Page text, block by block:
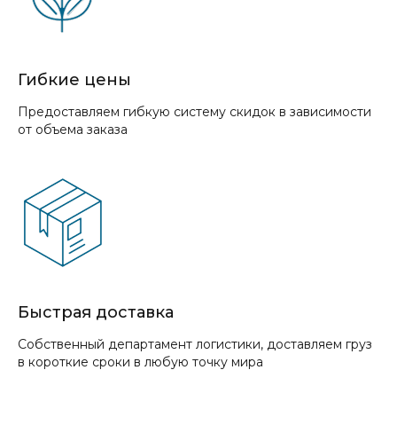
Гибкие цены
Предоставляем гибкую систему скидок в зависимости
от объема заказа
Быстрая доставка
Собственный департамент логистики, доставляем груз
в короткие сроки в любую точку мира